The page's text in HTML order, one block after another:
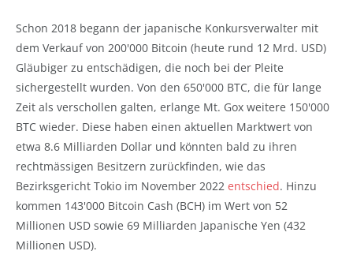
Schon 2018 begann der japanische Konkursverwalter mit
dem Verkauf von 200'000 Bitcoin (heute rund 12 Mrd. USD)
Gläubiger zu entschädigen, die noch bei der Pleite
sichergestellt wurden. Von den 650'000 BTC, die für lange
Zeit als verschollen galten, erlange Mt. Gox weitere 150'000
BTC wieder. Diese haben einen aktuellen Marktwert von
etwa 8.6 Milliarden Dollar und könnten bald zu ihren
rechtmässigen Besitzern zurückfinden, wie das
Bezirksgericht Tokio im November 2022 entschied. Hinzu
kommen 143'000 Bitcoin Cash (BCH) im Wert von 52
Millionen USD sowie 69 Milliarden Japanische Yen (432
Millionen USD).